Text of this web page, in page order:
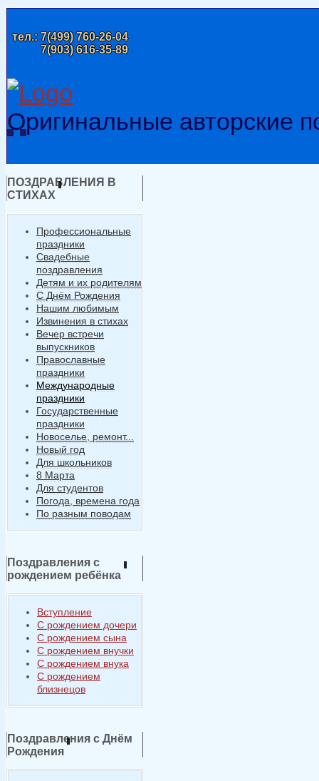
тел.:7(499) 760-26-04
7(903) 616-35-89
Оригинальные авторские
ПОЗДРАВЛЕНИЯ В
СТИХАХ
Профессиональные
праздники
Свадебные
поздравления
Детям и их родителям
С Днём Рождения
Нашим любимым
Извинения в стихах
Вечер встречи
выпускников
Православные
праздники
Международные
праздники
Государственные
праздники
Новоселье, ремонт...
Новый год
Для школьников
8 Марта
Для студентов
Погода, времена года
По разным поводам
Поздравления с
рождением ребёнка
Вступление
С рождением дочери
С рождением сына
С рождением внучки
С рождением внука
С рождением
близнецов
Поздравления с Днём
Рождения